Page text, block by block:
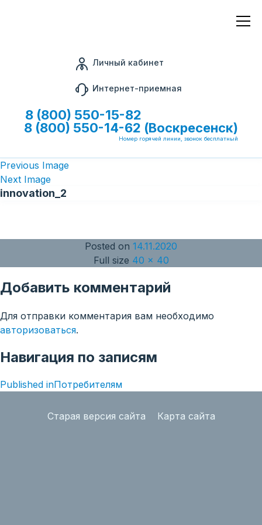
Личный кабинет
Интернет-приемная
8 (800) 550-15-82
8 (800) 550-14-62 (Воскресенск)
Номер горячей линии, звонок бесплатный
Previous Image
Next Image
innovation_2
Posted on 14.11.2020
Full size 40 × 40
Добавить комментарий
Для отправки комментария вам необходимо
авторизоваться.
Навигация по записям
Published inПотребителям
Старая версия сайта Карта сайта